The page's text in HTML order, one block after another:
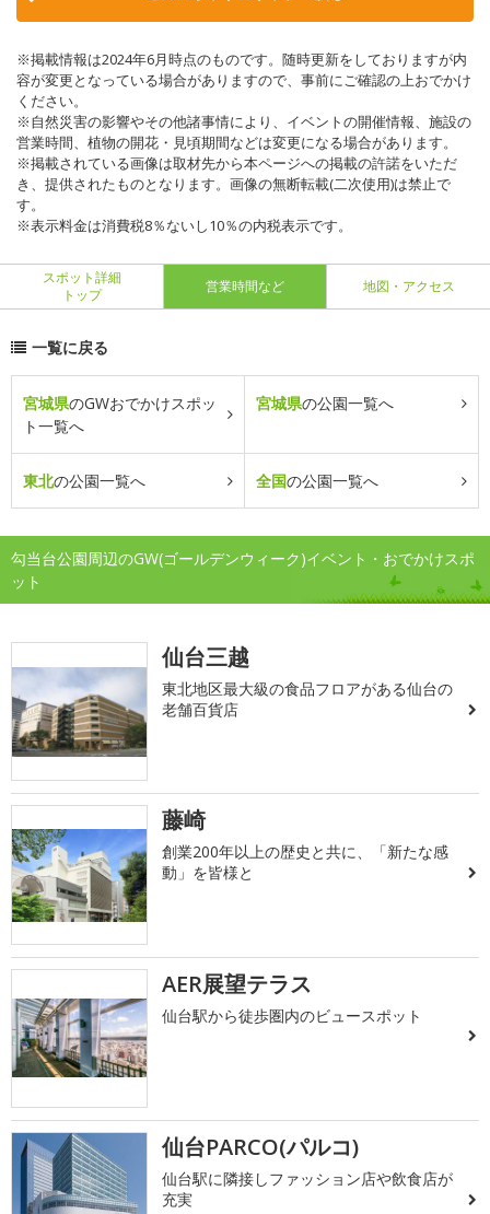
※掲載情報は2024年6月時点のものです。随時更新をしておりますが内
容が変更となっている場合がありますので、事前にご確認の上おでかけ
ください。
※自然災害の影響やその他諸事情により、イベントの開催情報、施設の
営業時間、植物の開花・見頃期間などは変更になる場合があります。
※掲載されている画像は取材先から本ページへの掲載の許諾をいただ
き、提供されたものとなります。画像の無断転載(二次使用)は禁止で
す。
※表示料金は消費税8％ないし10％の内税表示です。
スポット詳細
トップ
営業時間など 地図・アクセス
一覧に戻る
宮城県のGWおでかけスポッ
ト一覧へ
宮城県の公園一覧へ
東北の公園一覧へ 全国の公園一覧へ
勾当台公園周辺のGW(ゴールデンウィーク)イベント・おでかけスポ
ット
仙台三越
東北地区最大級の食品フロアがある仙台の
老舗百貨店
藤崎
創業200年以上の歴史と共に、「新たな感
動」を皆様と
AER展望テラス
仙台駅から徒歩圏内のビュースポット
仙台PARCO(パルコ)
仙台駅に隣接しファッション店や飲食店が
充実